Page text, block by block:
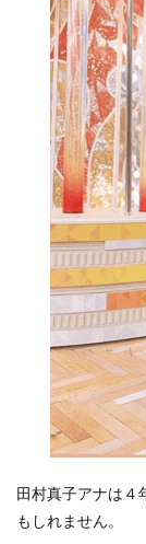
田村真子アナは４
もしれません。